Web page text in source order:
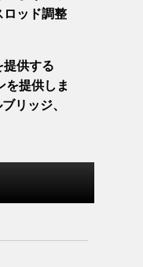
ッド調整
供する
を提供しま
リッジ、